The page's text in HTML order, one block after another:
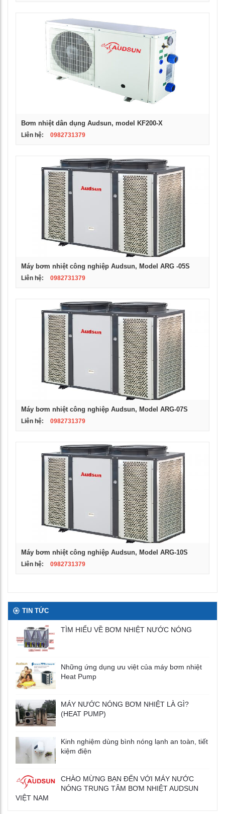
Bơm nhiệt dân dụng Audsun, model KF200-X
Liên hệ: 0982731379
Máy bơm nhiệt công nghiệp Audsun, Model ARG -05S
Liên hệ: 0982731379
Máy bơm nhiệt công nghiệp Audsun, Model ARG-07S
Liên hệ: 0982731379
Máy bơm nhiệt công nghiệp Audsun, Model ARG-10S
Liên hệ: 0982731379
TIN TỨC
TÌM HIỂU VỀ BƠM NHIỆT NƯỚC NÓNG
Những ứng dụng ưu việt của máy bơm nhiệt
Heat Pump
MÁY NƯỚC NÓNG BƠM NHIỆT LÀ GÌ?
(HEAT PUMP)
Kinh nghiệm dùng bình nóng lạnh an toàn, tiết
kiệm điện
CHÀO MỪNG BẠN ĐẾN VỚI MÁY NƯỚC
NÓNG TRUNG TÂM BƠM NHIỆT AUDSUN
VIỆT NAM